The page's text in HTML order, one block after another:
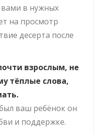
вами в нужных
на просмотр
десерта после
взрослым, не
тёплые слова,
ваш ребёнок он
и поддержке.